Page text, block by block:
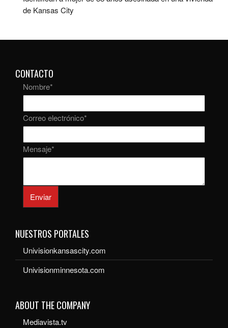
de Kansas City
CONTACTO
Nombre*
Correo electrónico*
Mensaje*
Enviar
NUESTROS PORTALES
Univisionkansascity.com
Univisionminnesota.com
ABOUT THE COMPANY
Mediavista.tv